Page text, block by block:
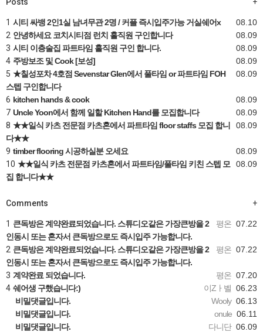
08.10
1 시티 싸뱅 2인1실 남녀무관 2명 / 커플 즉시입주가능 거실쉐어x
08.09
2 안녕하세요 코치시티점 런치 홀직원 구인합니다
08.09
3 시티 이층술집 파트타임 홀직원 구인 합니다.
08.09
4 주방보조 및 Cook [보성]
08.09
5 ★칠성포차 4호점 Sevenstar Glen에서 풀타임 or 파트타임 FOH
스텝 구인합니다
08.09
6 kitchen hands & cook
08.09
7 Uncle Yoon에서 함께 일할 Kitchen Hand를 모집합니다
08.09
8 ★★일식 카츠 전문점 카츠혼에서 파트타임 floor staffs 모집 합니
다★★
08.09
9 timber flooring 시공하실분 오세요
08.09
10 ★★일식 카츠 전문점 카츠혼에서 파트타임/풀타임 키친 스텝 모
집 합니다★★
+
Comments
평온 07.22
1 큰독방은 계약완료되었습니다. 스튜디오같은 가장큰방을 2
인동시 또는 혼자서 큰독방으로도 즉시입주 가능합니다.
평온 07.22
2 큰독방은 계약완료되었습니다. 스튜디오같은 가장큰방을 2
인동시 또는 혼자서 큰독방으로도 즉시입주 가능합니다.
평온 07.20
3 계약완료 되었습니다.
이Zㅏ벨 06.23
4 쉐어생 구했습니다:)
Wooly 06.13
비밀댓글입니다.
onule 06.11
비밀댓글입니다.
다니단 06.09
비밀댓글입니다.